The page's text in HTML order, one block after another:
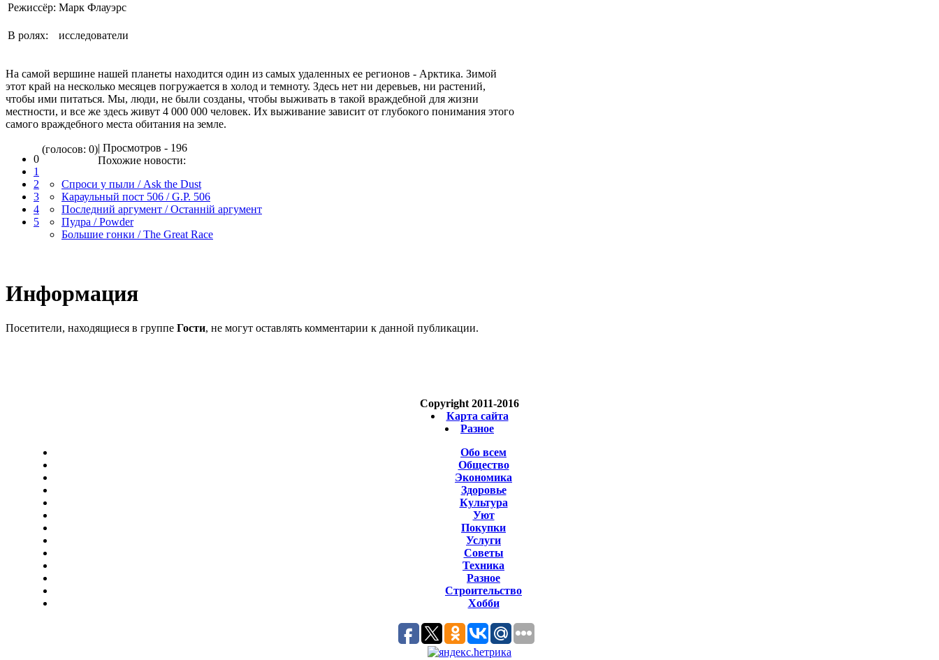
Режиссёр: Марк Флауэрс
В ролях: исследователи
На самой вершине нашей планеты находится один из самых удаленных ее регионов - Арктика. Зимой
этот край на несколько месяцев погружается в холод и темноту. Здесь нет ни деревьев, ни растений,
чтобы ими питаться. Мы, люди, не были созданы, чтобы выживать в такой враждебной для жизни
местности, и все же здесь живут 4 000 000 человек. Их выживание зависит от глубокого понимания этого
самого враждебного места обитания на земле.
0
1
2
3
4
5
(голосов: 0)| Просмотров - 196
Похожие новости:
Спроси у пыли / Ask the Dust
Караульный пост 506 / G.P. 506
Последний аргумент / Останнiй аргумент
Пудра / Powder
Большие гонки / The Great Race
Информация
Посетители, находящиеся в группе Гости, не могут оставлять комментарии к данной публикации.
Copyright 2011-2016
Карта сайта
Разное
Обо всем
Общество
Экономика
Здоровье
Культура
Уют
Покупки
Услуги
Советы
Техника
Разное
Строительство
Хобби